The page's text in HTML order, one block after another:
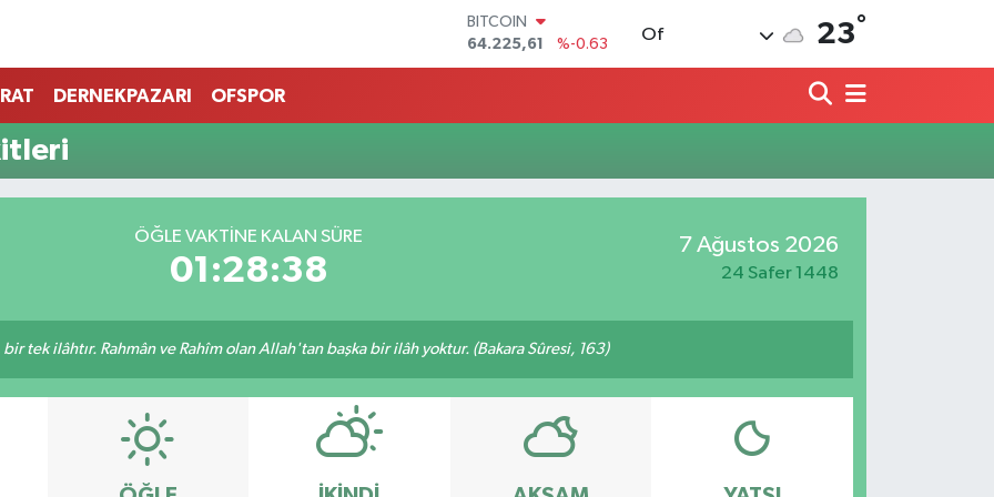
BITCOIN
64.225,61
%-0.63
DOLAR
64,2463
%0.07
GRAM ALTIN
Of 23°
DERNEKPAZARI OFSPOR
ÖĞLE VAKTINE KALAN SÜRE
01:28:38
7 Ağustos 2026
24 Safer 1448
bir tek ilâhtır. Rahmân ve Rahîm olan Allah'tan başka bir ilâh yoktur. (Bakara Sûresi, 163)